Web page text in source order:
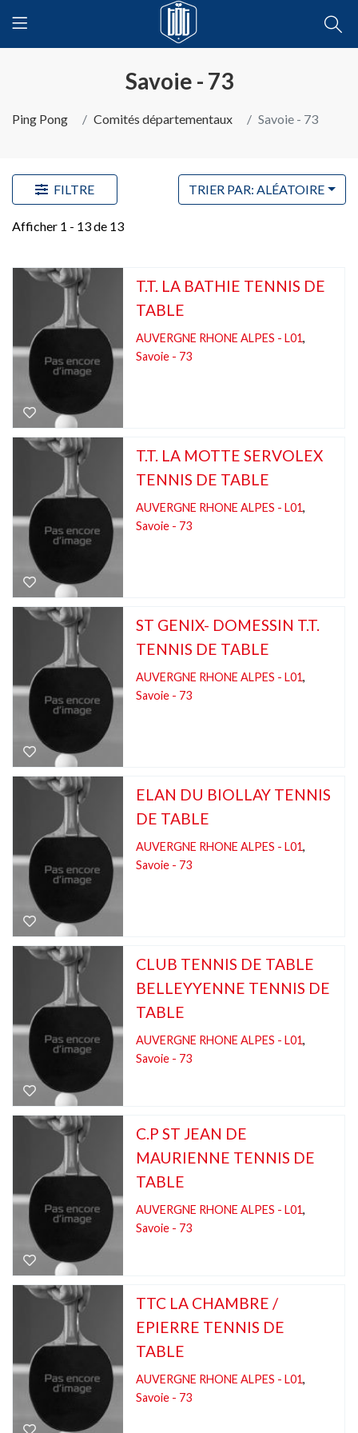
Savoie - 73
Ping Pong Comités départementaux Savoie - 73
FILTRE
Afficher 1 - 13 de 13
TRIER PAR: ALÉATOIRE
T.T. LA BATHIE TENNIS DE
TABLE
AUVERGNE RHONE ALPES - L01,
Savoie - 73
T.T. LA MOTTE SERVOLEX
TENNIS DE TABLE
AUVERGNE RHONE ALPES - L01,
Savoie - 73
ST GENIX- DOMESSIN T.T.
TENNIS DE TABLE
AUVERGNE RHONE ALPES - L01,
Savoie - 73
ELAN DU BIOLLAY TENNIS
DE TABLE
AUVERGNE RHONE ALPES - L01,
Savoie - 73
CLUB TENNIS DE TABLE
BELLEYYENNE TENNIS DE
TABLE
AUVERGNE RHONE ALPES - L01,
Savoie - 73
C.P ST JEAN DE
MAURIENNE TENNIS DE
TABLE
AUVERGNE RHONE ALPES - L01,
Savoie - 73
TTC LA CHAMBRE /
EPIERRE TENNIS DE
TABLE
AUVERGNE RHONE ALPES - L01,
Savoie - 73